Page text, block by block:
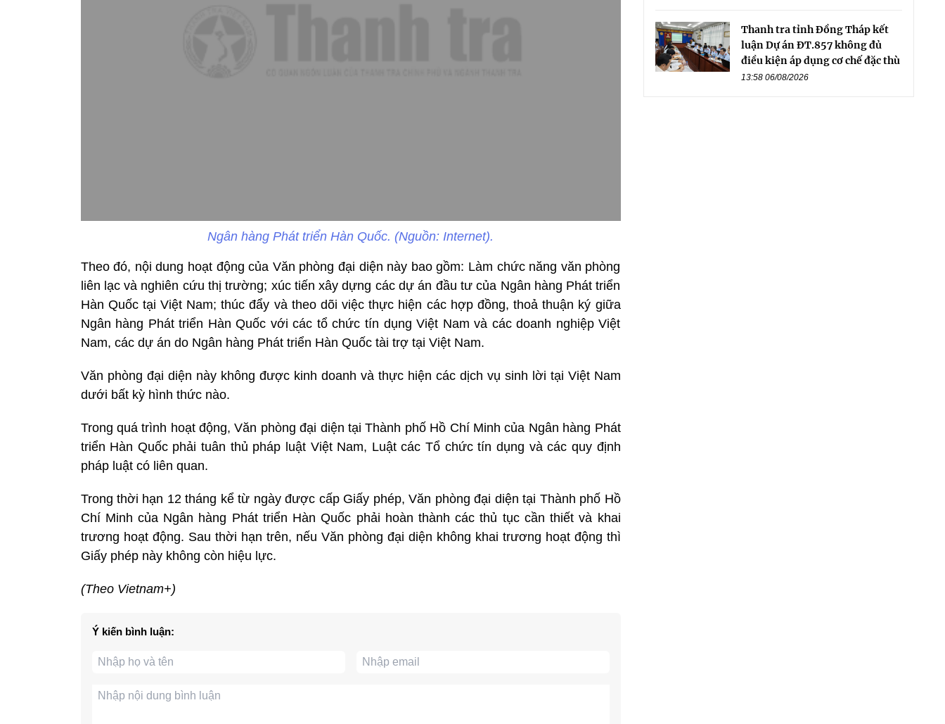
Ngân hàng Phát triển Hàn Quốc. (Nguồn: Internet).
Theo đó, nội dung hoạt động của Văn phòng đại diện này bao gồm: Làm chức năng văn phòng
liên lạc và nghiên cứu thị trường; xúc tiến xây dựng các dự án đầu tư của Ngân hàng Phát triển
Hàn Quốc tại Việt Nam; thúc đẩy và theo dõi việc thực hiện các hợp đồng, thoả thuận ký giữa
Ngân hàng Phát triển Hàn Quốc với các tổ chức tín dụng Việt Nam và các doanh nghiệp Việt
Nam, các dự án do Ngân hàng Phát triển Hàn Quốc tài trợ tại Việt Nam.
Văn phòng đại diện này không được kinh doanh và thực hiện các dịch vụ sinh lời tại Việt Nam
dưới bất kỳ hình thức nào.
Trong quá trình hoạt động, Văn phòng đại diện tại Thành phố Hồ Chí Minh của Ngân hàng Phát
triển Hàn Quốc phải tuân thủ pháp luật Việt Nam, Luật các Tổ chức tín dụng và các quy định
pháp luật có liên quan.
Trong thời hạn 12 tháng kể từ ngày được cấp Giấy phép, Văn phòng đại diện tại Thành phố Hồ
Chí Minh của Ngân hàng Phát triển Hàn Quốc phải hoàn thành các thủ tục cần thiết và khai
trương hoạt động. Sau thời hạn trên, nếu Văn phòng đại diện không khai trương hoạt động thì
Giấy phép này không còn hiệu lực.
(Theo Vietnam+)
Ý kiến bình luận:
Thanh tra tỉnh Đồng Tháp kết
luận Dự án ĐT.857 không đủ
điều kiện áp dụng cơ chế đặc thù
13:58 06/08/2026